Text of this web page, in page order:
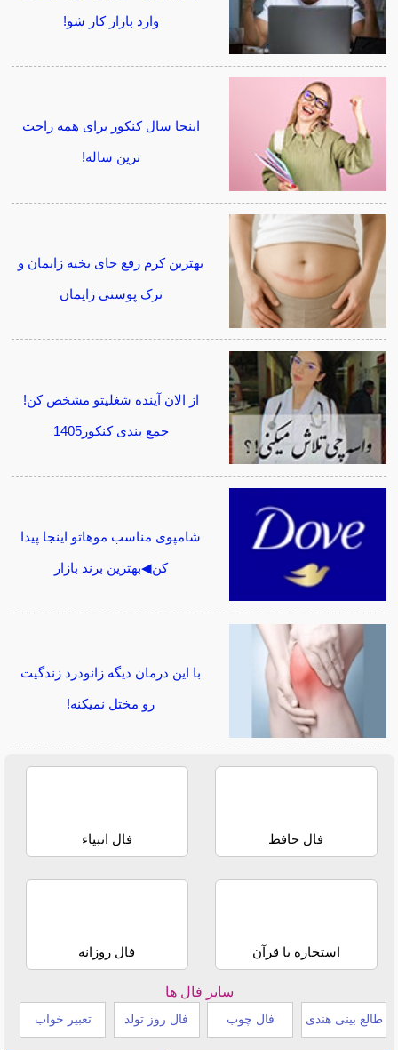
وارد بازار کار شو!
اینجا سال کنکور برای همه راحت
ترین ساله!
بهترین کرم رفع جای بخیه زایمان و
ترک پوستی زایمان
از الان آینده شغلیتو مشخص کن!
جمع بندی کنکور1405
شامپوی مناسب موهاتو اینجا پیدا
کن◀بهترین برند بازار
با این درمان دیگه زانودرد زندگیت
رو مختل نمیکنه!
فال حافظ فال انبیاء
استخاره با قرآن فال روزانه
سایر فال ها
طالع بینی هندی فال چوب فال روز تولد تعبیر خواب